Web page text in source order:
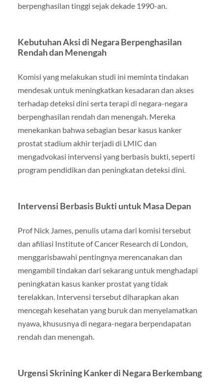
berpenghasilan tinggi sejak dekade 1990-an.
Kebutuhan Aksi di Negara Berpenghasilan
Rendah dan Menengah
Komisi yang melakukan studi ini meminta tindakan
mendesak untuk meningkatkan kesadaran dan akses
terhadap deteksi dini serta terapi di negara-negara
berpenghasilan rendah dan menengah. Mereka
menekankan bahwa sebagian besar kasus kanker
prostat stadium akhir terjadi di LMIC dan
mengadvokasi intervensi yang berbasis bukti, seperti
program pendidikan dan peningkatan deteksi dini.
Intervensi Berbasis Bukti untuk Masa Depan
Prof Nick James, penulis utama dari komisi tersebut
dan afiliasi Institute of Cancer Research di London,
menggarisbawahi pentingnya merencanakan dan
mengambil tindakan dari sekarang untuk menghadapi
peningkatan kasus kanker prostat yang tidak
terelakkan. Intervensi tersebut diharapkan akan
mencegah kesehatan yang buruk dan menyelamatkan
nyawa, khususnya di negara-negara berpendapatan
rendah dan menengah.
Urgensi Skrining Kanker di Negara Berkembang